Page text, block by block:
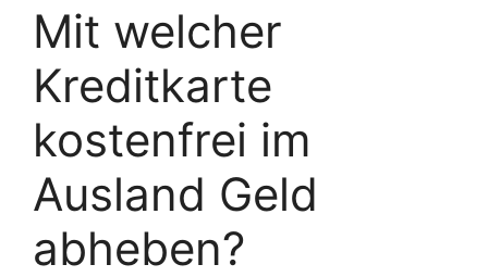
Mit welcher
Kreditkarte
kostenfrei im
Ausland Geld
abheben?